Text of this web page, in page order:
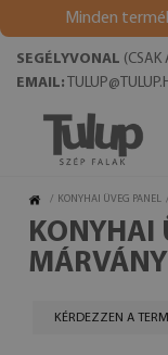
Minden
SEGÉLYVONAL
EMAIL:
/ KONYHAI ÜVEG PANEL /
KONYHAI
KÉRDEZZEN A